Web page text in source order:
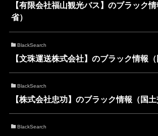
【有限会社福山観光バス】のブラック
省）
BlackSearch
【文珠運送株式会社】のブラック情報（
BlackSearch
【株式会社忠功】のブラック情報（国土
BlackSearch